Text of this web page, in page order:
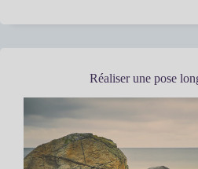
Réaliser une pose